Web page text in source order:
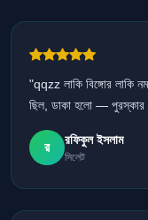
"qqzz লাকি বিঙ্গোর লাকি
ছিল, ডাকা হলো — পুরস্কার
র
রফিকুল ইসলাম
সিলেট